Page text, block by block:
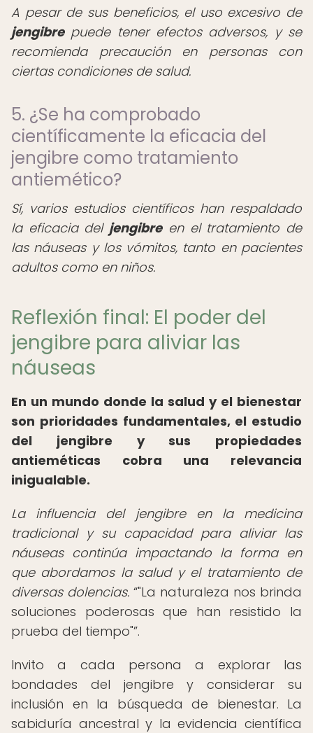
A pesar de sus beneficios, el uso excesivo de
jengibrepuede tener efectos adversos, y se
recomienda precaución en personas con
ciertas condiciones de salud.
5. ¿Se ha comprobado
científicamente la eficacia del
jengibre como tratamiento
antiemético?
Sí, varios estudios científicos han respaldado
la eficacia del jengibreen el tratamiento de
las náuseas y los vómitos, tanto en pacientes
adultos como en niños.
Reflexión final: El poder del
jengibre para aliviar las
náuseas
En un mundo donde la salud y el bienestar
son prioridades fundamentales, el estudio
del jengibre y sus propiedades
antieméticas cobra una relevancia
inigualable.
La influencia del jengibre en la medicina
tradicional y su capacidad para aliviar las
náuseas continúa impactando la forma en
que abordamos la salud y el tratamiento de
diversas dolencias. "La naturaleza nos brinda
soluciones poderosas que han resistido la
prueba del tiempo" .
Invito a cada persona a explorar las
bondades del jengibre y considerar su
inclusión en la búsqueda de bienestar. La
sabiduría ancestral y la evidencia científica